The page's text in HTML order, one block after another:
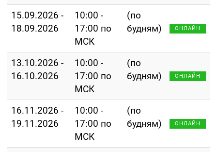
15.09.2026 -
18.09.2026
10:00 -
17:00 по
МСК
(по
будням)
ОНЛАЙН
13.10.2026 -
16.10.2026
10:00 -
17:00 по
МСК
(по
будням)
ОНЛАЙН
16.11.2026 -
19.11.2026
10:00 -
17:00 по
МСК
(по
будням)
ОНЛАЙН